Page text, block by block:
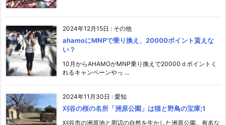
2024年12月15日 : その他
ahamoにMNPで乗り換え、20000ポイント貰えな
い？
10月からAHAMOがMNP乗り換えで20000ｄポイントく
れるキャンペーンやっ ...
2024年11月30日 : 愛知
刈谷の桜の名所「洲原公園」は猫と野鳥の宝庫;1
刈谷市の洲原池と周辺の自然を生かした洲原公園。有名な